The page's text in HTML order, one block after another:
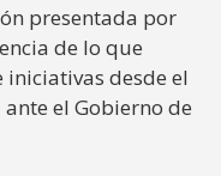
presentada por
de lo que
desde el
el Gobierno de